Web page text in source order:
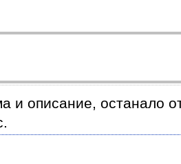
и описание, останало